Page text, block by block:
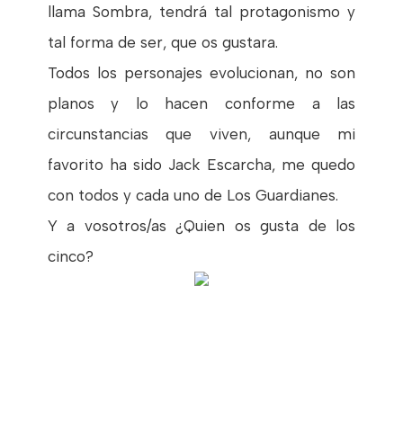
llama Sombra, tendrá tal protagonismo y
tal forma de ser, que os gustara.
Todos los personajes evolucionan, no son
planos y lo hacen conforme a las
circunstancias que viven, aunque mi
favorito ha sido Jack Escarcha, me quedo
con todos y cada uno de Los Guardianes.
Y a vosotros/as ¿Quien os gusta de los
cinco?